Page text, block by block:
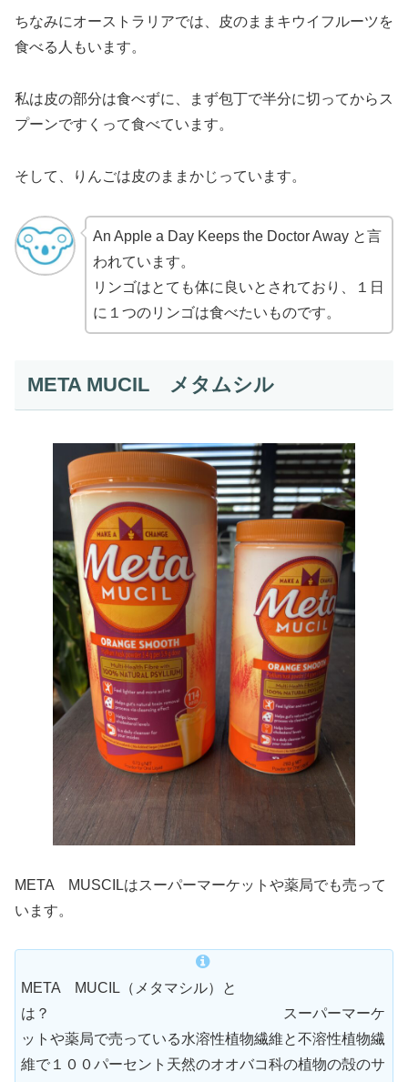
ちなみにオーストラリアでは、皮のままキウイフルーツを
食べる人もいます。
私は皮の部分は食べずに、まず包丁で半分に切ってからス
プーンですくって食べています。
そして、りんごは皮のままかじっています。
An Apple a Day Keeps the Doctor Away と言
われています。
リンゴはとても体に良いとされており、１日
に１つのリンゴは食べたいものです。
META MUCIL メタムシル
META MUSCILはスーパーマーケットや薬局でも売って
います。
META MUCIL（メタマシル）と
は？ スーパーマーケ
ットや薬局で売っている水溶性植物繊維と不溶性植物繊
維で１００パーセント天然のオオバコ科の植物の殻のサ